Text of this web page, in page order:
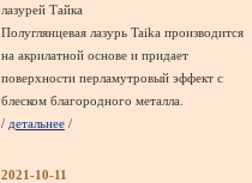
лазурей Тайка
Полуглянцевая лазурь Taika производится
на акрилатной основе и придает
поверхности перламутровый эффект с
блеском благородного металла.
/ детальнее /
2021-10-11